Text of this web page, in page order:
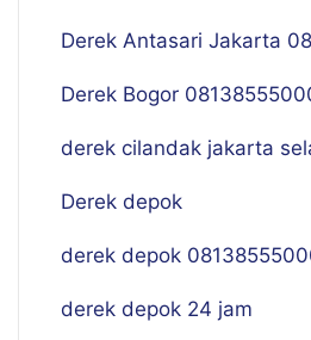
Derek Antasari Jakarta
Derek Bogor
derek cilandak jakarta
Derek depok
derek depok
derek depok 24 jam